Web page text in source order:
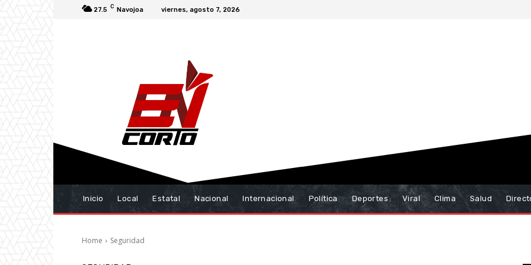
27.5 C Navojoa viernes, agosto 7, 2026
Inicio Local Estatal Nacional Internacional Política Deportes Viral Clima Salud
Home Seguridad